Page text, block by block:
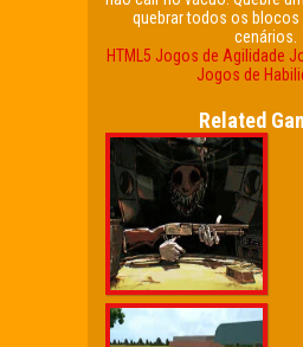
quebrar todos os blocos
cenários.
HTML5 Jogos de Agilidade
Jogos de
Related